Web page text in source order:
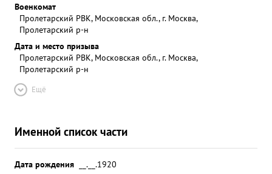
Военкомат
Пролетарский РВК, Московская обл., г. Москва,
Пролетарский р-н
Дата и место призыва
Пролетарский РВК, Московская обл., г. Москва,
Пролетарский р-н
Ещё
Именной список части
Дата рождения
__.__.1920